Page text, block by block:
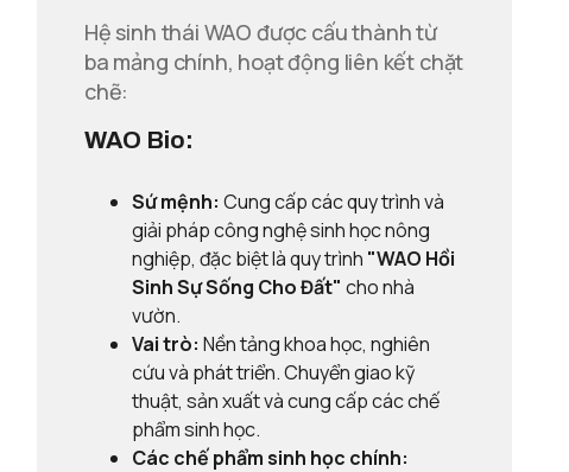
Hệ sinh thái WAO được cấu thành từ
ba mảng chính, hoạt động liên kết chặt
chẽ:
WAO Bio:
Sứ mệnh: Cung cấp các quy trình và
giải pháp công nghệ sinh học nông
nghiệp, đặc biệt là quy trình "WAO Hồi
Sinh Sự Sống Cho Đất" cho nhà
vườn.
Vai trò: Nền tảng khoa học, nghiên
cứu và phát triển. Chuyển giao kỹ
thuật, sản xuất và cung cấp các chế
phẩm sinh học.
Các chế phẩm sinh học chính: